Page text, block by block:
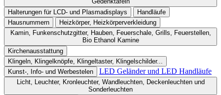
Halterungen für LCD- und Plasmadisplays
Handläufe
Hausnummern
Heizkörper, Heizkörperverkleidung
Kamin, Funkenschutzgitter, Hauben, Feuerschale, Grills, Feuerstellen,
Bio Ethanol Kamine
Kirchenausstattung
Klingeln, Klingelknöpfe, Klingeltaster, Klingelschilder...
Kunst-, Info- und Werbestelen
LED Geländer und LED Handläufe
Licht, Leuchter, Kronleuchter, Wandleuchten, Deckenleuchten und
Sonderleuchten